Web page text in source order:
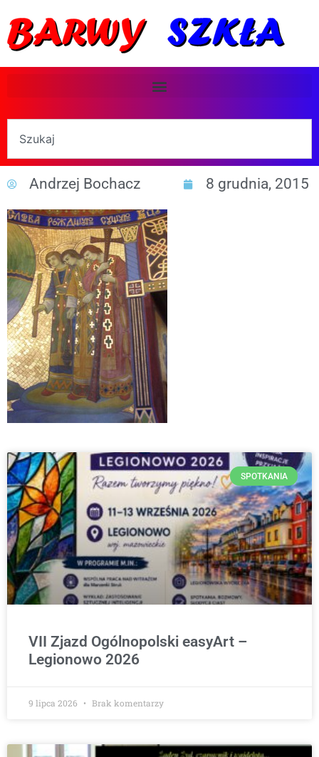
Andrzej Bochacz 8 grudnia, 2015
SPOTKANIA
VII Zjazd Ogólnopolski easyArt –
Legionowo 2026
9 lipca 2026 Brak komentarzy